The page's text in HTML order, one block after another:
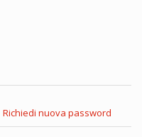
Richiedi nuova password